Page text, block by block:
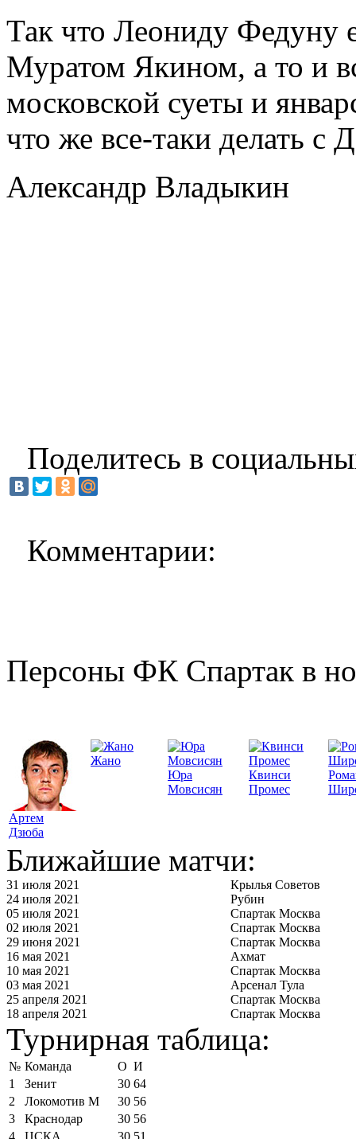
Так что Леониду Федуну
Муратом Якином, а то и
московской суеты и
что же все-таки делать с
Александр Владыкин
Поделитесь в
Комментарии:
Персоны ФК Спартак в
Артем
Дзюба
Жано
Юра
Мовсисян
Квинси
Промес
Ближайшие матчи:
31 июля 2021
Крылья Советов
24 июля 2021
Рубин
05 июля 2021
Спартак Москва
02 июля 2021
Спартак Москва
29 июня 2021
Спартак Москва
16 мая 2021
Ахмат
10 мая 2021
Спартак Москва
03 мая 2021
Арсенал Тула
25 апреля 2021
Спартак Москва
18 апреля 2021
Спартак Москва
Турнирная таблица:
№ Команда О И
1
Зенит 30 64
2
Локомотив М 30 56
3
Краснодар 30 56
4
ЦСКА 30 51